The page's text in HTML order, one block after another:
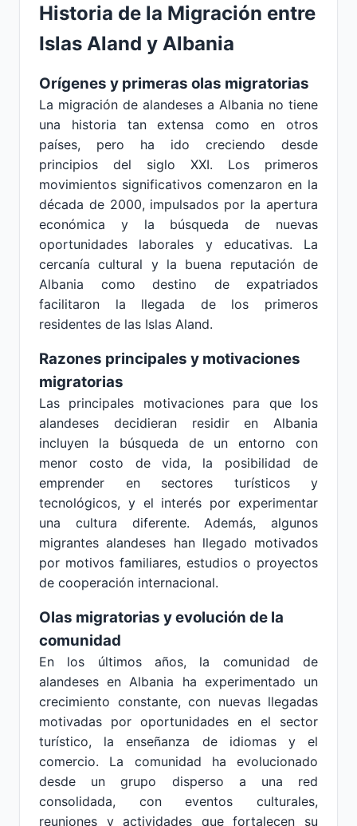
Historia de la Migración entre
Islas Aland y Albania
Orígenes y primeras olas migratorias
La migración de alandeses a Albania no tiene
una historia tan extensa como en otros
países, pero ha ido creciendo desde
principios del siglo XXI. Los primeros
movimientos significativos comenzaron en la
década de 2000, impulsados por la apertura
económica y la búsqueda de nuevas
oportunidades laborales y educativas. La
cercanía cultural y la buena reputación de
Albania como destino de expatriados
facilitaron la llegada de los primeros
residentes de las Islas Aland.
Razones principales y motivaciones
migratorias
Las principales motivaciones para que los
alandeses decidieran residir en Albania
incluyen la búsqueda de un entorno con
menor costo de vida, la posibilidad de
emprender en sectores turísticos y
tecnológicos, y el interés por experimentar
una cultura diferente. Además, algunos
migrantes alandeses han llegado motivados
por motivos familiares, estudios o proyectos
de cooperación internacional.
Olas migratorias y evolución de la
comunidad
En los últimos años, la comunidad de
alandeses en Albania ha experimentado un
crecimiento constante, con nuevas llegadas
motivadas por oportunidades en el sector
turístico, la enseñanza de idiomas y el
comercio. La comunidad ha evolucionado
desde un grupo disperso a una red
consolidada, con eventos culturales,
reuniones y actividades que fortalecen su